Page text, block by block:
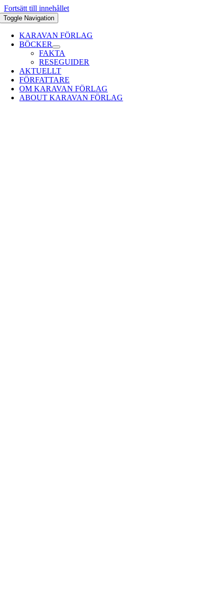
Fortsätt till innehållet
Toggle Navigation
KARAVAN FÖRLAG
BÖCKER
FAKTA
RESEGUIDER
AKTUELLT
FÖRFATTARE
OM KARAVAN FÖRLAG
ABOUT KARAVAN FÖRLAG